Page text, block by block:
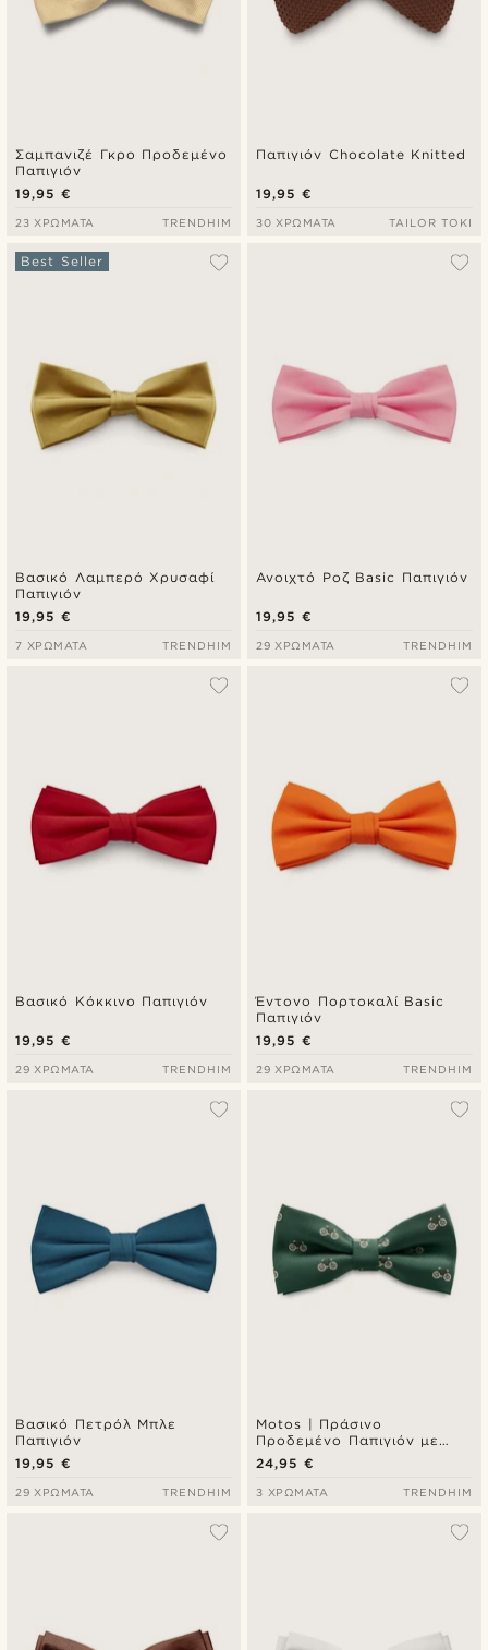
Σαμπανιζέ Γκρο Προδεμένο
Παπιγιόν
19,95 €
23 ΧΡΏΜΑΤΑ TRENDHIM
Παπιγιόν Chocolate Knitted
19,95 €
30 ΧΡΏΜΑΤΑ TAILOR TOKI
Βασικό Λαμπερό Χρυσαφί
Παπιγιόν
Best Seller
19,95 €
7 ΧΡΏΜΑΤΑ TRENDHIM
Ανοιχτό Ροζ Basic Παπιγιόν
19,95 €
29 ΧΡΏΜΑΤΑ TRENDHIM
Βασικό Κόκκινο Παπιγιόν
19,95 €
29 ΧΡΏΜΑΤΑ TRENDHIM
Έντονο Πορτοκαλί Basic
Παπιγιόν
19,95 €
29 ΧΡΏΜΑΤΑ TRENDHIM
Βασικό Πετρόλ Μπλε
Παπιγιόν
19,95 €
29 ΧΡΏΜΑΤΑ TRENDHIM
Motos | Πράσινο
Προδεμένο Παπιγιόν με
Μοτίβο Ποδήλατα
24,95 €
3 ΧΡΏΜΑΤΑ TRENDHIM